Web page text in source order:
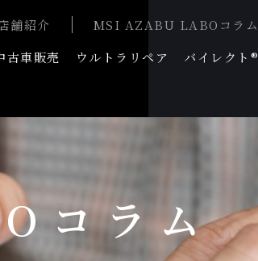
舗紹介
MSI AZABU LABOコラム
古車販売 ウルトラリペア バイレクト®
コラム